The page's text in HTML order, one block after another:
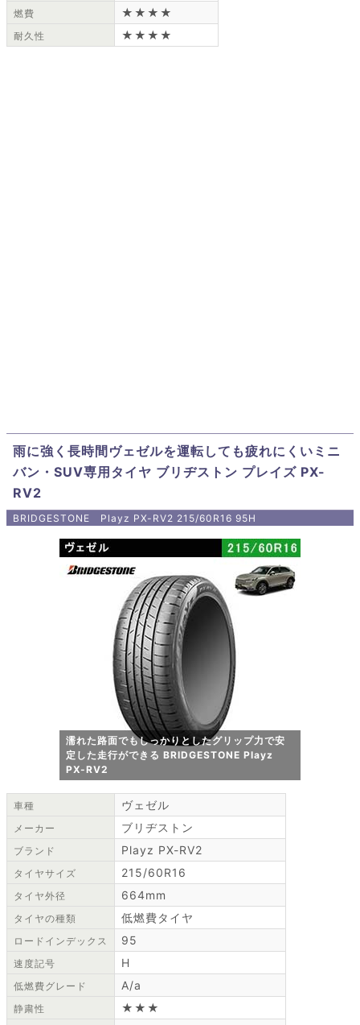
燃費 ★★★★
耐久性 ★★★★
雨に強く長時間ヴェゼルを運転しても疲れにくいミニ
バン・SUV専用タイヤ ブリヂストン プレイズ PX-
RV2
BRIDGESTONE Playz PX-RV2 215/60R16 95H
濡れた路面でもしっかりとしたグリップ力で安
定した走行ができる BRIDGESTONE Playz
PX-RV2
車種 ヴェゼル
メーカー ブリヂストン
ブランド Playz PX-RV2
タイヤサイズ 215/60R16
タイヤ外径 664mm
タイヤの種類 低燃費タイヤ
ロードインデックス 95
速度記号 H
低燃費グレード A/a
静粛性
★★★